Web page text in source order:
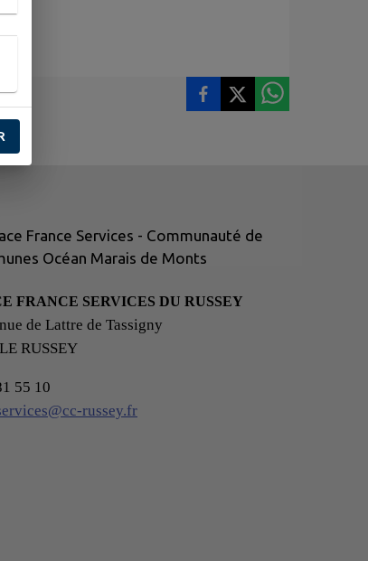
FRANCE SERVICES DU RUSSEY
de Lattre de Tassigny
RUSSEY
55 10
russey.fr